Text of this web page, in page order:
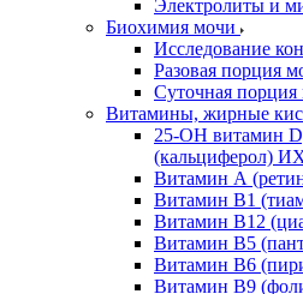
Электролиты и
Биохимия мочи
Исследование
Разовая порция
Суточная порция
Витамины, жирные
25-OH витамин
(кальциферол)
Витамин А
Витамин В1
Витамин В12
Витамин В5
Витамин В6
Витамин В9